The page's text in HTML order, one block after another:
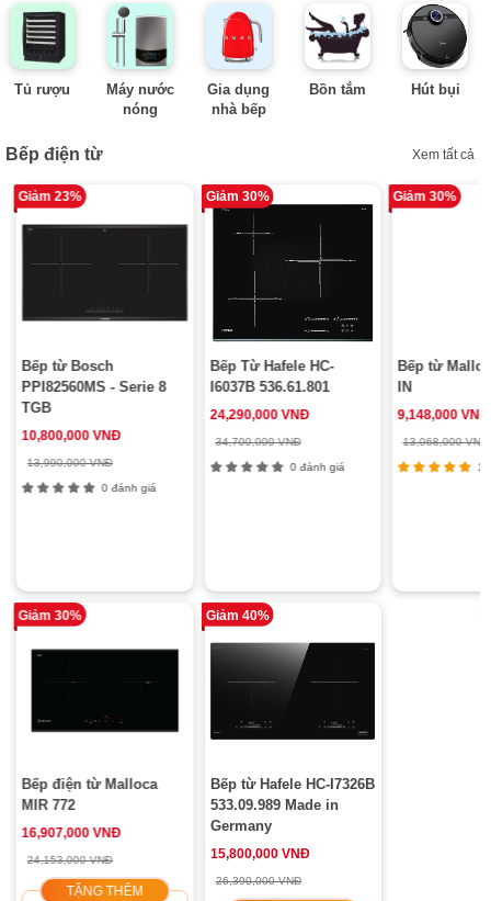
Tủ rượu
Máy nước
nóng
Gia dụng
nhà bếp
Bồn tắm Hút bụi
Bếp điện từ Xem tất cả
Giảm 23%
Bếp từ Bosch
PPI82560MS - Serie 8
TGB
10,800,000 VNĐ
13,990,000 VNĐ
0 đánh giá
Giảm 30%
Bếp Từ Hafele HC-
I6037B 536.61.801
24,290,000 VNĐ
34,700,000 VNĐ
0 đánh giá
Giảm 30%
Bếp từ
IN
9,148,000 VNĐ
13,068,000 VNĐ
11
Giảm 30%
Bếp điện từ Malloca
MIR 772
16,907,000 VNĐ
24,153,000 VNĐ
TẶNG THÊM
Giảm 40%
Bếp từ Hafele HC-I7326B
533.09.989 Made in
Germany
15,800,000 VNĐ
26,390,000 VNĐ